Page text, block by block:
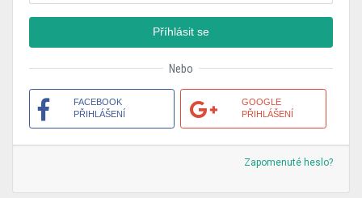
Nebo
FACEBOOK
PŘIHLÁŠENÍ
GOOGLE
PŘIHLÁŠENÍ
Zapomenuté heslo?